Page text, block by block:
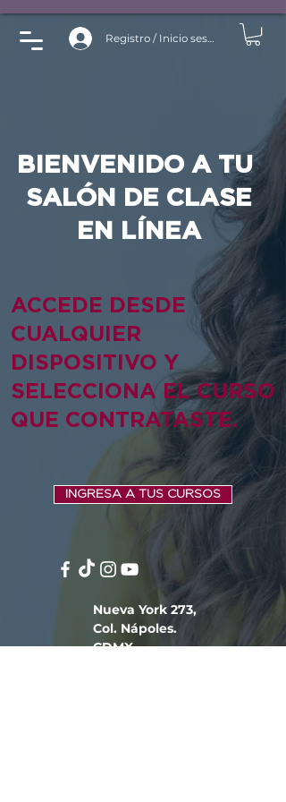
Registro / Inicio sesión
BIENVENIDO A TU
SALÓN DE CLASE
EN LÍNEA
ACCEDE DESDE
CUALQUIER
DISPOSITIVO Y
SELECCIONA EL CURSO
QUE CONTRATASTE.
INGRESA A TUS CURSOS
Nueva York 273,
Col. Nápoles.
CDMX.